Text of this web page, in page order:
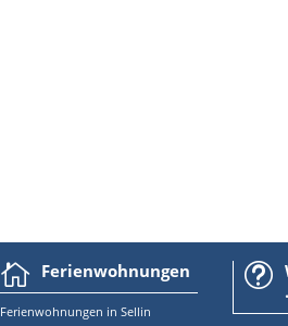
 Ferienwohnungen
Ferienwohnungen in Sellin
t
.